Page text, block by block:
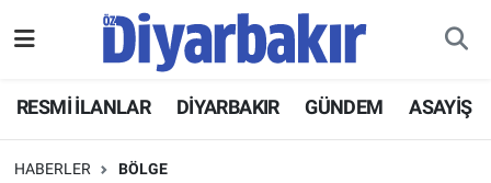
RESMİ İLANLAR DİYARBAKIR GÜNDEM ASAYİŞ
HABERLER BÖLGE
ASAYİŞ
Hava Durumu